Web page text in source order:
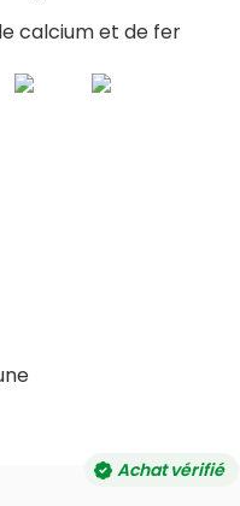
calcium et de fer
Achat vérifié